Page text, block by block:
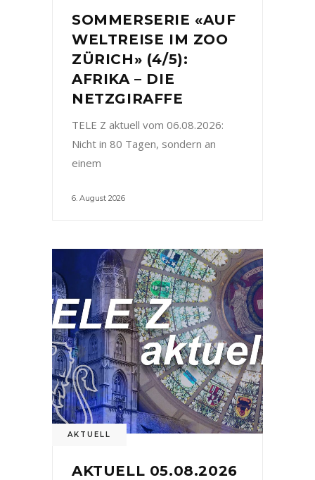
SOMMERSERIE «AUF
WELTREISE IM ZOO
ZÜRICH» (4/5):
AFRIKA – DIE
NETZGIRAFFE
TELE Z aktuell vom 06.08.2026:
Nicht in 80 Tagen, sondern an
einem
6. August 2026
AKTUELL
AKTUELL 05.08.2026